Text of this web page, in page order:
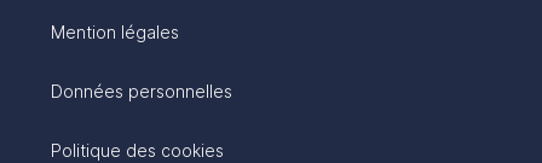
Mention légales
Données personnelles
Politique des cookies